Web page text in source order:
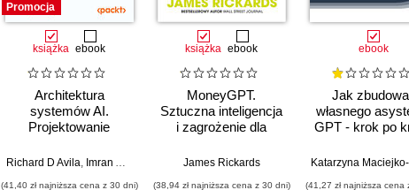
,Matthew R. Scott,Dr. Alex Acero
Promocja
książka ebook
Architektura
systemów AI.
Projektowanie
niezawodnego
Richard D Avila, Imran Ahmad
(41,40 zł najniższa cena z 30 dni)
książka ebook
MoneyGPT.
Sztuczna inteligencja
i zagrożenie dla
James Rickards
(38,94 zł najniższa cena z 30 dni)
ebook
Jak
własnego
GPT - krok po
(41,27 zł najniższa cena